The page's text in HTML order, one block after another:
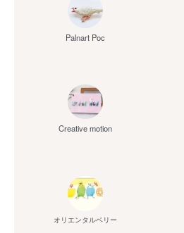
Palnart Poc
Creative motion
オリエンタルベリー